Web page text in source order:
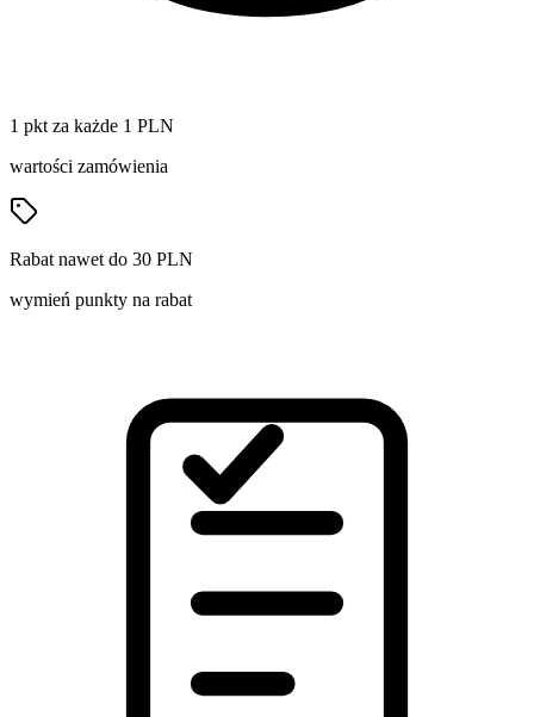
1 pkt za każde 1 PLN
wartości zamówienia
Rabat nawet do 30 PLN
wymień punkty na rabat